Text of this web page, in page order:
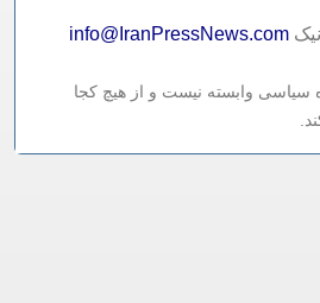
info@IranPressNews.com
سیاسی وابسته نیست و از هیچ کجا